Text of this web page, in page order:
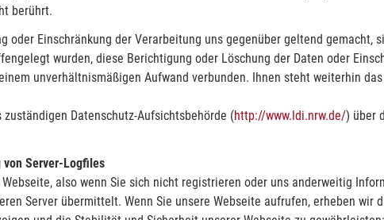
berührt.
oder Einschränkung der Verarbeitung uns gegenüber geltend gemacht,
wurden, diese Berichtigung oder Löschung der Daten oder
unverhältnismäßigen Aufwand verbunden. Ihnen steht weiterhin
Datenschutz-Aufsichtsbehörde (http://www.ldi.nrw.de/) über
Server-Logfiles
also wenn Sie sich nicht registrieren oder uns anderweitig
Server übermittelt. Wenn Sie unsere Webseite aufrufen, erheben wir